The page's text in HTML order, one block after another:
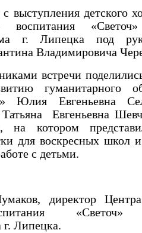
выступления детского
воспитания
г. Липецка под
Владимировича
встречи
гуманитарного
Юлия Евгеньевна
Татьяна Евгеньевна
на котором
для воскресных школ
с детьми.
директор
«Светоч»
г. Липецка.